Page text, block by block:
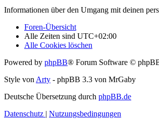
Informationen über den Umgang mit deinen
Foren-Übersicht
Alle Zeiten sind UTC+02:00
Alle Cookies löschen
Powered by phpBB® Forum Software ©
Style von Arty - phpBB 3.3 von MrGaby
Deutsche Übersetzung durch phpBB.de
Datenschutz | Nutzungsbedingungen